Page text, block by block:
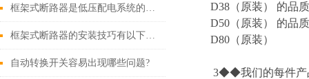
框架式断路器是低压配电系统的核心保护设备
框架式断路器的安装技巧有以下这些
自动转换开关容易出现哪些问题?
D38（原装） 的品
D50（原装） 的品
D80（原装）
3◆◆我们的每件产